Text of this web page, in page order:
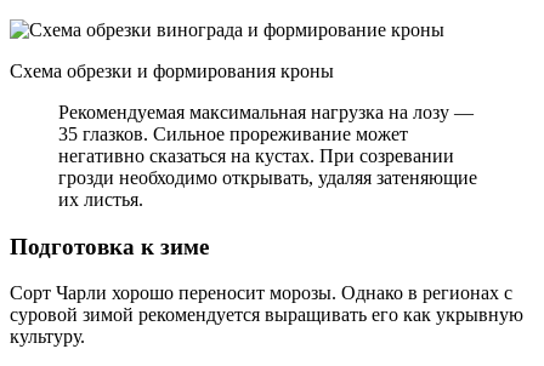
Схема обрезки и формирования кроны
Рекомендуемая максимальная нагрузка на лозу —
35 глазков. Сильное прореживание может
негативно сказаться на кустах. При созревании
грозди необходимо открывать, удаляя затеняющие
их листья.
Подготовка к зиме
Сорт Чарли хорошо переносит морозы. Однако в регионах с
суровой зимой рекомендуется выращивать его как укрывную
культуру.